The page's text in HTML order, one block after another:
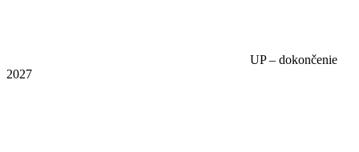
UP – dokončenie
2027